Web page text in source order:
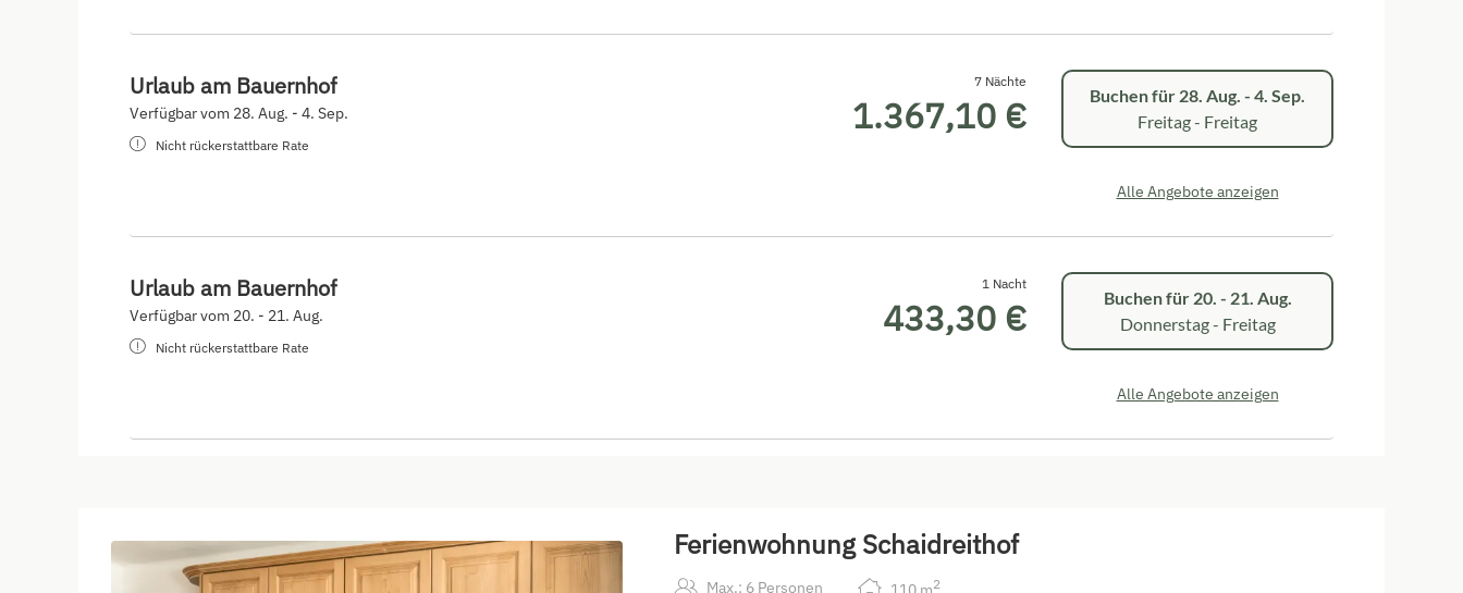
Urlaub am Bauernhof
Verfügbar vom 28. Aug. - 4. Sep.
Nicht rückerstattbare Rate
7 Nächte
1.367,10 € Buchen für 28. Aug. - 4. Sep.
Freitag - Freitag
Alle Angebote anzeigen
Urlaub am Bauernhof
Verfügbar vom 20. - 21. Aug.
Nicht rückerstattbare Rate
1 Nacht
433,30 € Buchen für 20. - 21. Aug.
Donnerstag - Freitag
Alle Angebote anzeigen
Ferienwohnung Schaidreithof
Max.: 6 Personen 2